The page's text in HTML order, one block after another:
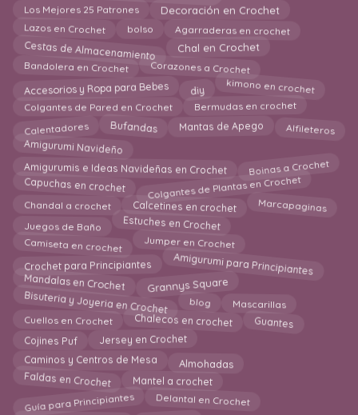
Los Mejores 25 Patrones Decoración en Crochet
Lazos en Crochet bolso Agarraderas en crochet
Cestas de Almacenamiento Chal en Crochet
Bandolera en Crochet Corazones a Crochet
Accesorios y Ropa para Bebes diy kimono en crochet
Colgantes de Pared en Crochet Bermudas en crochet
Calentadores Bufandas Mantas de Apego Alfileteros
Amigurumi Navideño
Amigurumis e Ideas Navideñas en Crochet Boinas a Crochet
Capuchas en crochet Colgantes de Plantas en Crochet
Chandal a crochet Calcetines en crochet Marcapaginas
Juegos de Baño Estuches en Crochet
Camiseta en crochet Jumper en Crochet
Crochet para Principiantes Amigurumi para Principiantes
Mandalas en Crochet Grannys Square
Bisuteria y Joyeria en Crochet blog Mascarillas
Cuellos en Crochet Chalecos en crochet Guantes
Cojines Puf Jersey en Crochet
Caminos y Centros de Mesa Almohadas
Faldas en Crochet Mantel a crochet
Guía para Principiantes Delantal en Crochet